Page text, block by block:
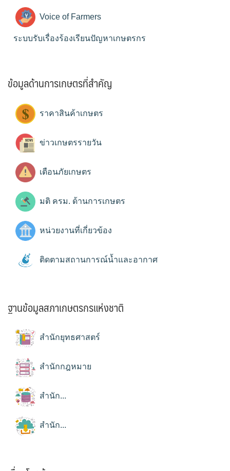
Voice of Farmers
ระบบรับเรื่องร้องเรียนปัญหาเกษตรกร
ข้อมูลด้านการเกษตรที่สำคัญ
ราคาสินค้าเกษตร
ข่าวเกษตรรายวัน
เตือนภัยเกษตร
มติ ครม. ด้านการเกษตร
หน่วยงานที่เกี่ยวข้อง
ติดตามสถานการณ์น้ำและอากาศ
ฐานข้อมูลสภาเกษตรกรแห่งชาติ
สำนักยุทธศาสตร์
สำนักกฎหมาย
สำนัก...
สำนัก...